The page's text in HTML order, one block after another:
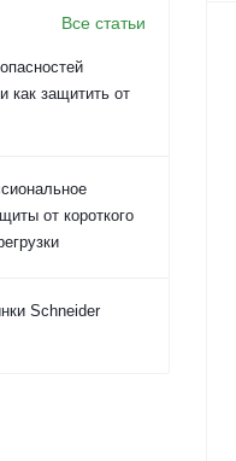
Все статьи
как защитить от
от короткого
Schneider